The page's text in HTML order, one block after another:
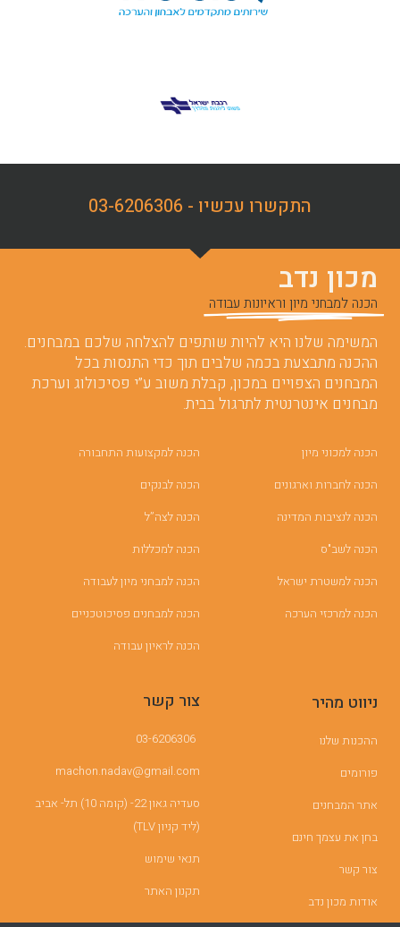
התקשרו עכשיו - 03-6206306
מכון נדב
הכנה למבחני מיון וראיונות עבודה
המשימה שלנו היא להיות שותפים להצלחה שלכם במבחנים.
ההכנה מתבצעת בכמה שלבים תוך כדי התנסות בכל
המבחנים הצפויים במכון, קבלת משוב ע”י פסיכולוג וערכת
מבחנים אינטרנטית לתרגול בבית.
הכנה למכוני מיון
הכנה לחברות וארגונים
הכנה לנציבות המדינה
הכנה לשב"ס
הכנה למשטרת ישראל
הכנה למרכזי הערכה
הכנה למקצועות התחבורה
הכנה לבנקים
הכנה לצה”ל
הכנה למכללות
הכנה למבחני מיון לעבודה
הכנה למבחנים פסיכוטכניים
הכנה לראיון עבודה
ניווט מהיר
ההכנות שלנו
פורומים
אתר המבחנים
בחן את עצמך חינם
צור קשר
אודות מכון נדב
צור קשר
03-6206306
machon.nadav@gmail.com
סעדיה גאון 22- (קומה 10) תל- אביב
(ליד קניון TLV)
תנאי שימוש
תקנון האתר